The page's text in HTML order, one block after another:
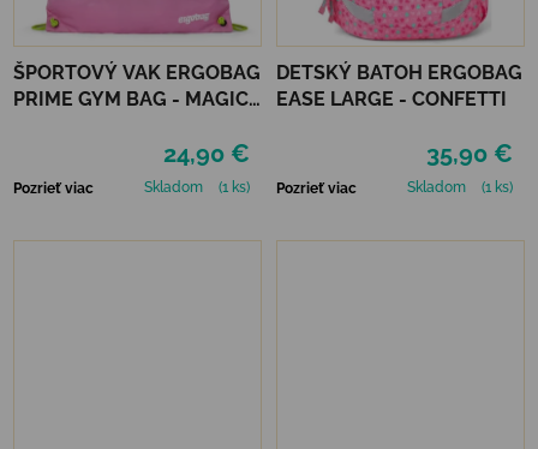
ŠPORTOVÝ VAK ERGOBAG
PRIME GYM BAG - MAGIC
24,90 €
Pozrieť viac Skladom (1 ks)
DETSKÝ BATOH ERGOBAG
EASE LARGE - CONFETTI
35,90 €
Pozrieť viac Skladom (1 ks)